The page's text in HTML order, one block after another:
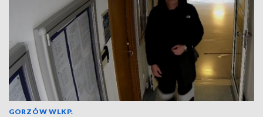
GORZÓW WLKP.